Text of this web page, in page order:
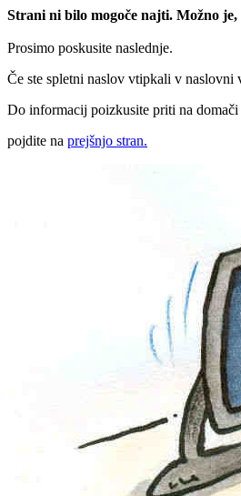
Strani ni bilo mogoče najti. Možno
Prosimo poskusite naslednje.
Če ste spletni naslov vtipkali v
Do informacij poizkusite priti na domači
pojdite na prejšnjo stran.